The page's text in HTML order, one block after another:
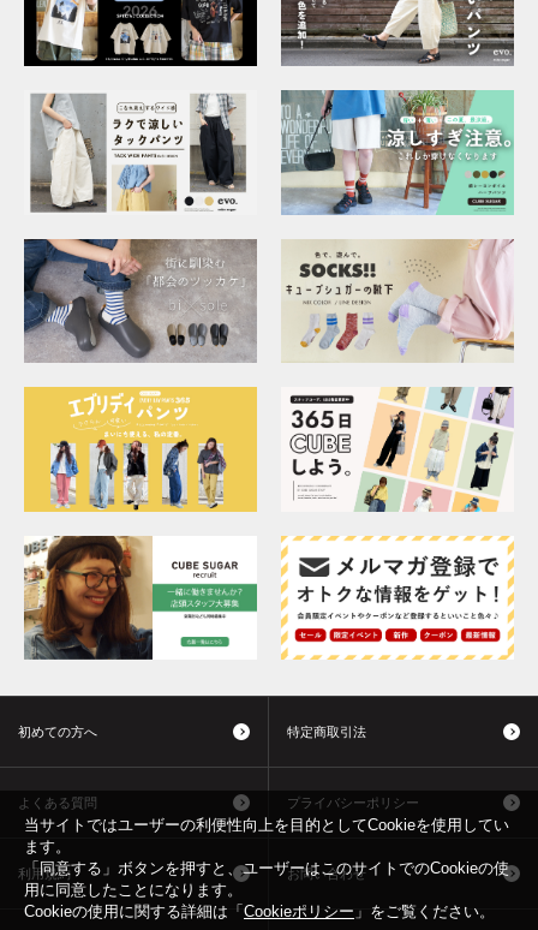
初めての方へ 特定商取引法
よくある質問 プライバシーポリシー
利用規約 お問い合わせ
当サイトではユーザーの利便性向上を目的としてCookieを使用してい
ます。
「同意する」ボタンを押すと、ユーザーはこのサイトでのCookieの使
用に同意したことになります。
Cookieの使用に関する詳細は「 Cookieポリシー 」をご覧ください。